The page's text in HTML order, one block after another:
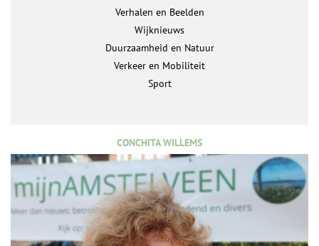
Verhalen en Beelden
Wijknieuws
Duurzaamheid en Natuur
Verkeer en Mobiliteit
Sport
CONCHITA WILLEMS